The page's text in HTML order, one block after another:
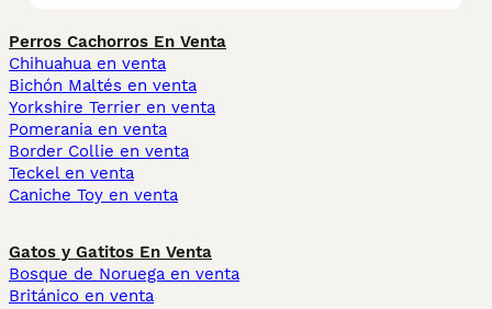
Perros Cachorros En Venta
Chihuahua en venta
Bichón Maltés en venta
Yorkshire Terrier en venta
Pomerania en venta
Border Collie en venta
Teckel en venta
Caniche Toy en venta
Gatos y Gatitos En Venta
Bosque de Noruega en venta
Británico en venta